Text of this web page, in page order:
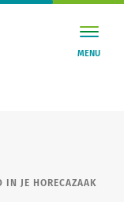
MENU
IN JE HORECAZAAK